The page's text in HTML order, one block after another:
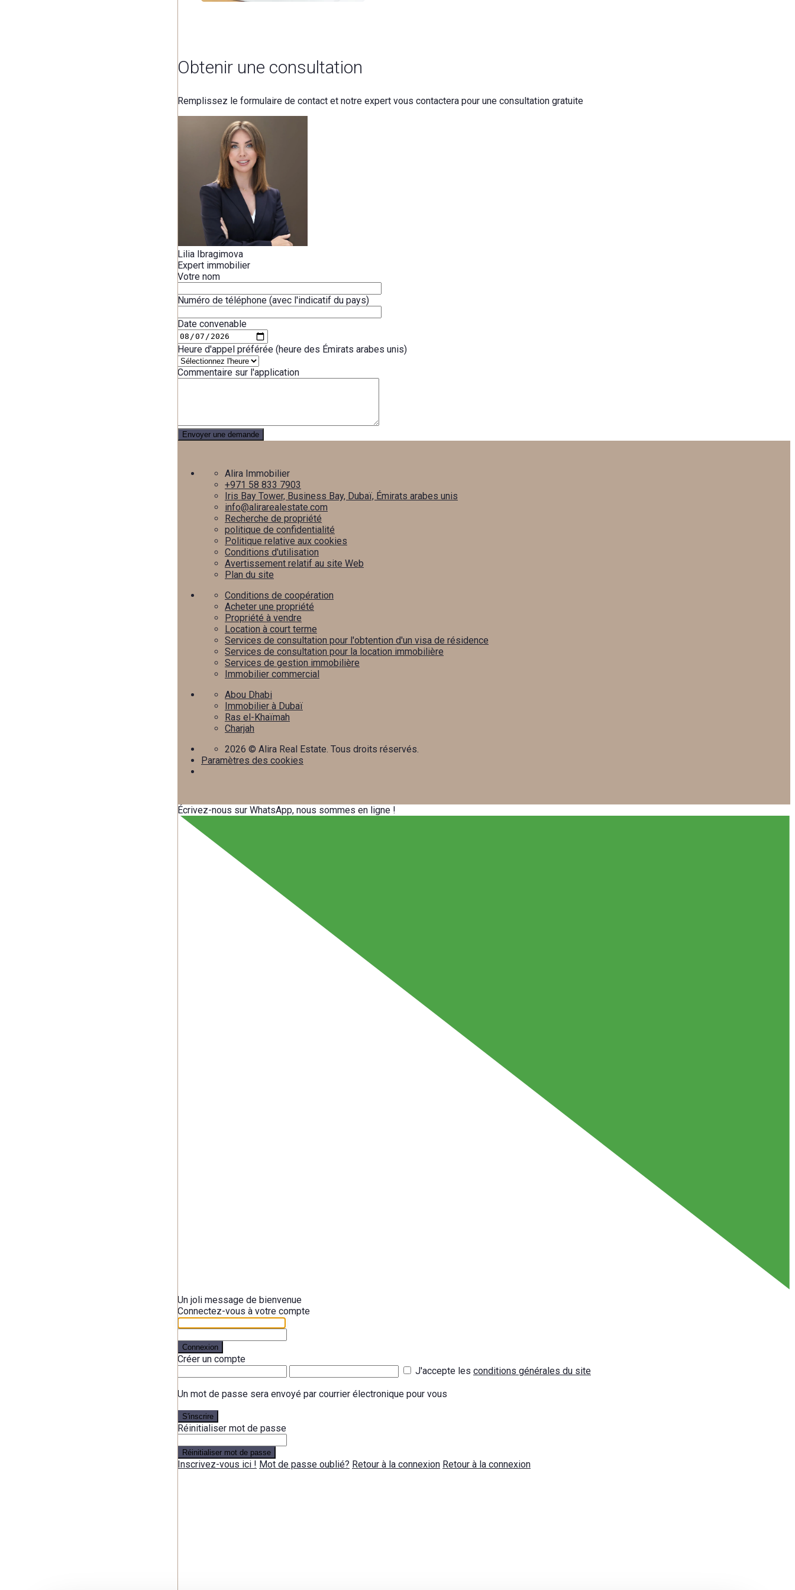
Obtenir une consultation
Remplissez le formulaire de contact et notre expert vous contactera pour une consultation gratuite
Lilia Ibragimova
Expert immobilier
Votre nom
Numéro de téléphone (avec l'indicatif du pays)
Date convenable
Heure d'appel préférée (heure des Émirats arabes unis)
Commentaire sur l'application
Alira Immobilier
+971 58 833 7903
Iris Bay Tower, Business Bay, Dubaï, Émirats arabes unis
info@alirarealestate.com
Recherche de propriété
politique de confidentialité
Politique relative aux cookies
Conditions d'utilisation
Avertissement relatif au site Web
Plan du site
Conditions de coopération
Acheter une propriété
Propriété à vendre
Location à court terme
Services de consultation pour l'obtention d'un visa de résidence
Services de consultation pour la location immobilière
Services de gestion immobilière
Immobilier commercial
Abou Dhabi
Immobilier à Dubaï
Ras el-Khaïmah
Charjah
2026 © Alira Real Estate. Tous droits réservés.
Paramètres des cookies
Écrivez-nous sur WhatsApp, nous sommes en ligne !
Un joli message de bienvenue
Connectez-vous à votre compte
Connexion
Créer un compte
J'accepte les conditions générales du site
Un mot de passe sera envoyé par courrier électronique pour vous
S'inscrire
Réinitialiser mot de passe
Réinitialiser mot de passe
Inscrivez-vous ici ! Mot de passe oublié? Retour à la connexion Retour à la connexion